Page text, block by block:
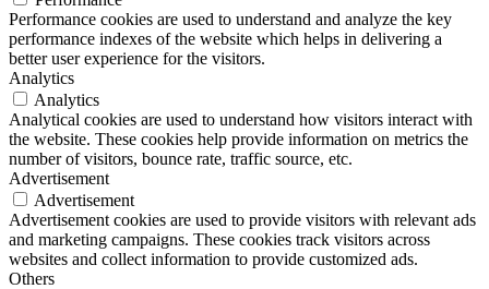
Performance cookies are used to understand and analyze the key
performance indexes of the website which helps in delivering a
better user experience for the visitors.
Analytics
Analytics
Analytical cookies are used to understand how visitors interact with
the website. These cookies help provide information on metrics the
number of visitors, bounce rate, traffic source, etc.
Advertisement
Advertisement
Advertisement cookies are used to provide visitors with relevant ads
and marketing campaigns. These cookies track visitors across
websites and collect information to provide customized ads.
Others